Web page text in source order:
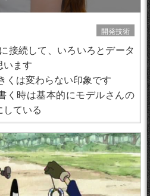
開発技術
接続して、いろいろとデータ
います
くは変わらない印象です
く時は基本的にモデルさんの
ている